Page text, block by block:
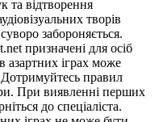
та відтворення
творів
забороняється.
призначені для осіб
азартних іграх може
Дотримуйтесь правил
При виявленні перших
до спеціаліста.